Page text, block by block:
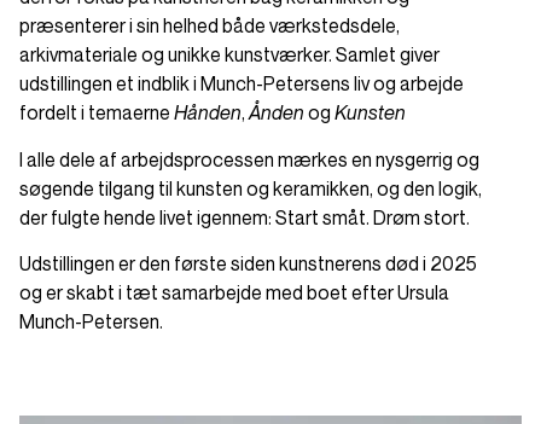
præsenterer i sin helhed både værkstedsdele,
arkivmateriale og unikke kunstværker. Samlet giver
udstillingen et indblik i Munch-Petersens liv og arbejde
fordelt i temaerne Hånden,Ånden og Kunsten
I alle dele af arbejdsprocessen mærkes en nysgerrig og
søgende tilgang til kunsten og keramikken, og den logik,
der fulgte hende livet igennem: Start småt. Drøm stort.
Udstillingen er den første siden kunstnerens død i 2025
og er skabt i tæt samarbejde med boet efter Ursula
Munch-Petersen.